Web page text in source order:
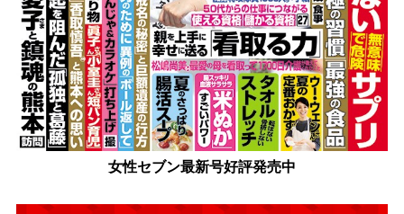
女性セブン最新号好評発売中